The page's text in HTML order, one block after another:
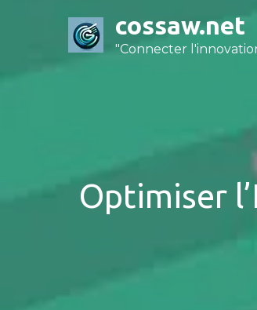
cossaw.net
"Connecter
Optimiser